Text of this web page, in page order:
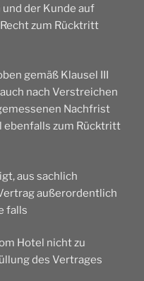
der Kunde auf
zum Rücktritt
gemäß Klausel III
nach Verstreichen
Nachfrist
ebenfalls zum Rücktritt
aus sachlich
außerordentlich
falls
Hotel nicht zu
des Vertrages